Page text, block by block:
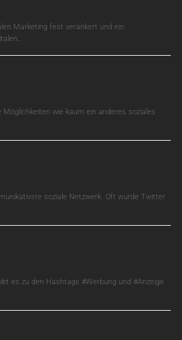
Marketing fest verankert und ein
wie kaum ein anderes soziales
soziale Netzwerk. Oft wurde Twitter
es zu den Hashtags #Werbung und #Anzeige.